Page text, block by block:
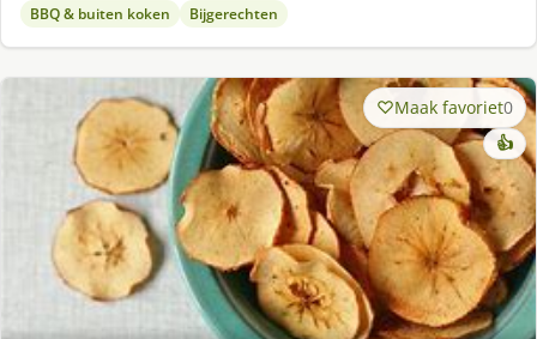
BBQ & buiten koken Bijgerechten
Maak favoriet0
👍